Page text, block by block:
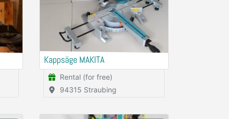
Kappsäge MAKITA
Rental (for free)
94315 Straubing